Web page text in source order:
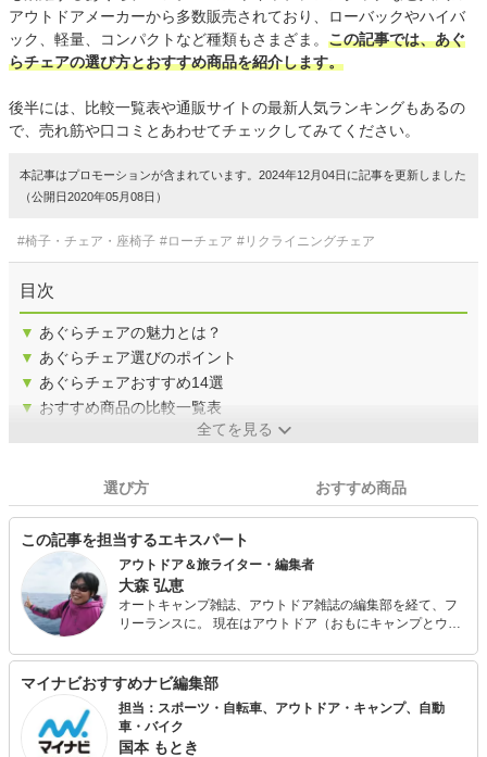
アウトドアメーカーから多数販売されており、ローバックやハイバ
ック、軽量、コンパクトなど種類もさまざま。 この記事では、あぐ
らチェアの選び方とおすすめ商品を紹介します。
後半には、比較一覧表や通販サイトの最新人気ランキングもあるの
で、売れ筋や口コミとあわせてチェックしてみてください。
本記事はプロモーションが含まれています。2024年12月04日に記事を更新しました
（公開日2020年05月08日）
#椅子・チェア・座椅子 #ローチェア #リクライニングチェア
目次
▼ あぐらチェアの魅力とは？
▼ あぐらチェア選びのポイント
▼ あぐらチェアおすすめ14選
▼ おすすめ商品の比較一覧表
全てを見る
選び方 おすすめ商品
この記事を担当するエキスパート
アウトドア＆旅ライター・編集者
大森 弘恵
オートキャンプ雑誌、アウトドア雑誌の編集部を経て、フ
リーランスに。 現在はアウトドア（おもにキャンプとウイ
WEBマガジンで活動。 趣味は30年ほど前からはじめた国内
外でのオフロード・ツーリング＆キャンプ。最近、ハンモ
ック泊の心地よさに感激。
マイナビおすすめナビ編集部
担当：スポーツ・自転車、アウトドア・キャンプ、自動
車・バイク
国本 もとき